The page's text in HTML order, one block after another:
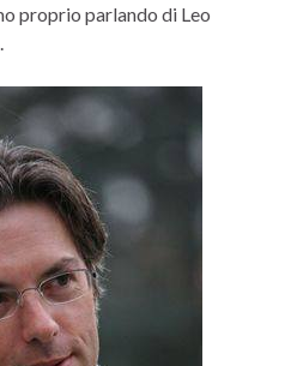
proprio parlando di Leo